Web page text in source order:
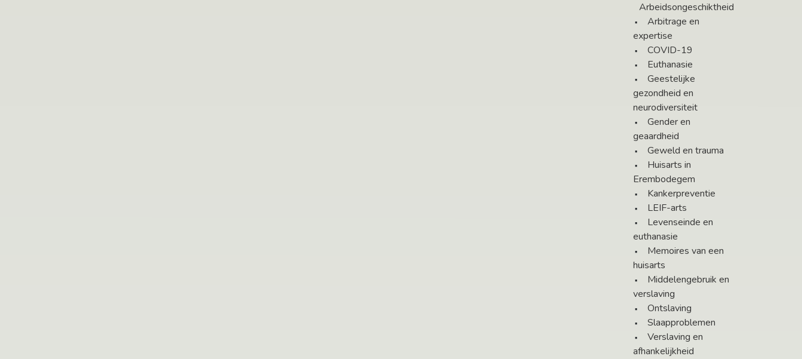
Arbeidsongeschiktheid
Arbitrage en
expertise
COVID-19
Euthanasie
Geestelijke
gezondheid en
neurodiversiteit
Gender en
geaardheid
Geweld en trauma
Huisarts in
Erembodegem
Kankerpreventie
LEIF-arts
Levenseinde en
euthanasie
Memoires van een
huisarts
Middelengebruik en
verslaving
Ontslaving
Slaapproblemen
Verslaving en
afhankelijkheid